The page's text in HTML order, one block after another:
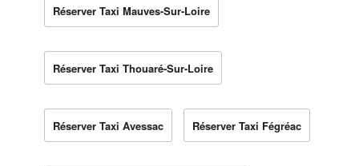
Réserver Taxi Mauves-Sur-Loire
Réserver Taxi Thouaré-Sur-Loire
Réserver Taxi Avessac Réserver Taxi Fégréac